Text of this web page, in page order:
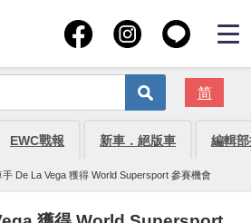
简
EWC戰報 新車．絕版車 編輯
手 De La Vega 獲得 World Supersport 參賽機會